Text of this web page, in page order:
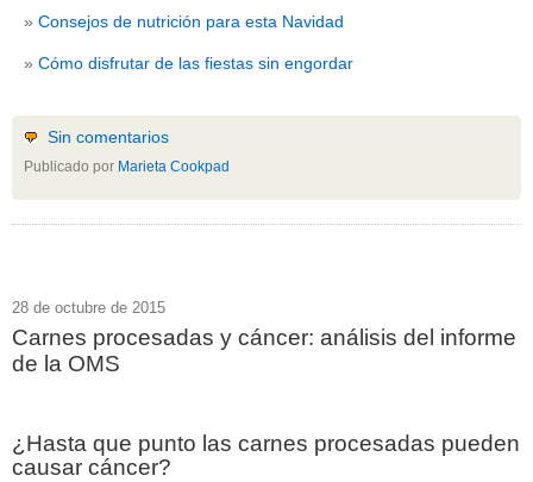
Consejos de nutrición para esta Navidad
Cómo disfrutar de las fiestas sin engordar
Sin comentarios
Publicado por Marieta Cookpad
28 de octubre de 2015
Carnes procesadas y cáncer: análisis del informe
de la OMS
¿Hasta que punto las carnes procesadas pueden
causar cáncer?